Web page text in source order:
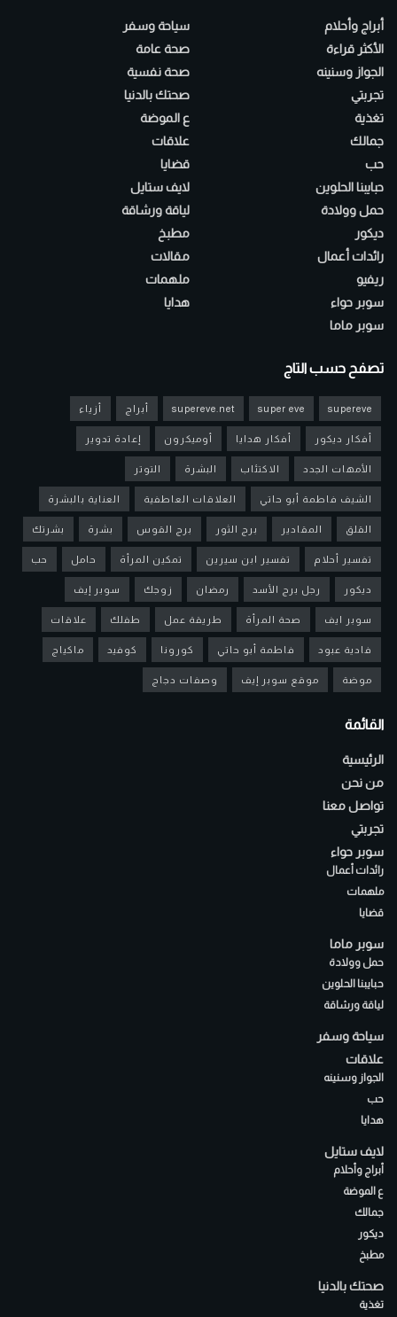
أبراج وأحلام
الأكثر قراءة
الجواز وسنينه
تجربتي
تغذية
جمالك
حب
حبايبنا الحلوين
حمل وولادة
ديكور
رائدات أعمال
ريفيو
سوبر حواء
سوبر ماما
سياحة وسفر
صحة عامة
صحة نفسية
صحتك بالدنيا
ع الموضة
علاقات
قضايا
لايف ستايل
لياقة ورشاقة
مطبخ
مقالات
ملهمات
هدايا
تصفح حسب التاج
supereve
super eve
supereve.net أبراج أزياء
أفكار ديكور أفكار هدايا أوميكرون إعادة تدوير
الأمهات الجدد الاكتئاب البشرة التوتر
الشيف فاطمة أبو حاتي العلاقات العاطفية العناية بالبشرة
القلق المقادير برج الثور برج القوس بشرة بشرتك
تفسير أحلام تفسير ابن سيرين تمكين المرأة حامل حب
ديكور رجل برج الأسد رمضان زوجك سوبر إيف
سوبر ايف صحة المرأة طريقة عمل طفلك علاقات
فادية عبود فاطمة أبو حاتي كورونا كوفيد ماكياج
موضة موقع سوبر إيف وصفات دجاج
القائمة
الرئيسية
من نحن
تواصل معنا
تجربتي
سوبر حواء
رائدات أعمال
ملهمات
قضايا
سوبر ماما
حمل وولادة
حبايبنا الحلوين
لياقة ورشاقة
سياحة وسفر
علاقات
الجواز وسنينه
حب
هدايا
لايف ستايل
أبراج وأحلام
ع الموضة
جمالك
ديكور
مطبخ
صحتك بالدنيا
تغذية